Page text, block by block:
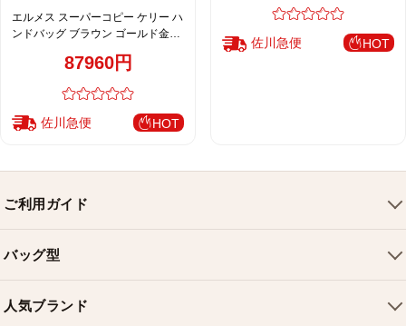
エルメス スーパーコピー ケリー ハ
ンドバッグ ブラウン ゴールド金具
87960円
佐川急便 HOT
佐川急便 HOT
ご利用ガイド
配送について
バッグ型
ショルダーバッグ
人気ブランド